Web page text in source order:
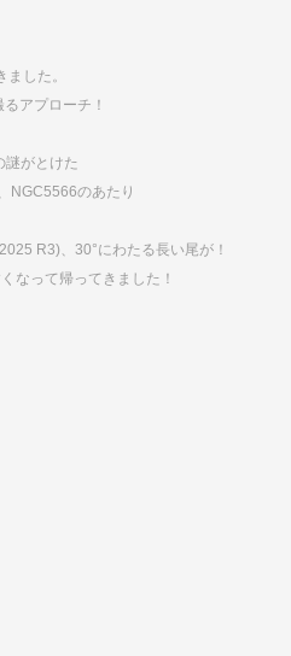
した。
アプローチ！
謎がとけた
NGC5566のあたり
R3)、30°にわたる長い尾が！
なって帰ってきました！